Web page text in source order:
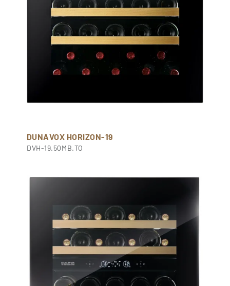
DUNAVOX HORIZON-19
DVH-19.50MB.TO